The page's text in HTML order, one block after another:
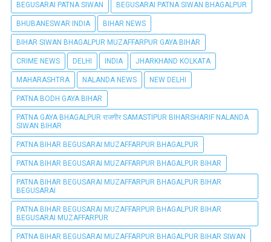
BEGUSARAI PATNA SIWAN BEGUSARAI PATNA SIWAN BHAGALPUR
BHUBANESWAR INDIA BIHAR NEWS
BIHAR SIWAN BHAGALPUR MUZAFFARPUR GAYA BIHAR
CRIME NEWS DELHI INDIA JHARKHAND KOLKATA
MAHARASHTRA NALANDA NEWS NEW DELHI
PATNA BODH GAYA BIHAR
PATNA GAYA BHAGALPUR राजगीर SAMASTIPUR BIHARSHARIF NALANDA
SIWAN BIHAR
PATNA BIHAR BEGUSARAI MUZAFFARPUR BHAGALPUR
PATNA BIHAR BEGUSARAI MUZAFFARPUR BHAGALPUR BIHAR
PATNA BIHAR BEGUSARAI MUZAFFARPUR BHAGALPUR BIHAR
BEGUSARAI
PATNA BIHAR BEGUSARAI MUZAFFARPUR BHAGALPUR BIHAR
BEGUSARAI MUZAFFARPUR
PATNA BIHAR BEGUSARAI MUZAFFARPUR BHAGALPUR BIHAR SIWAN